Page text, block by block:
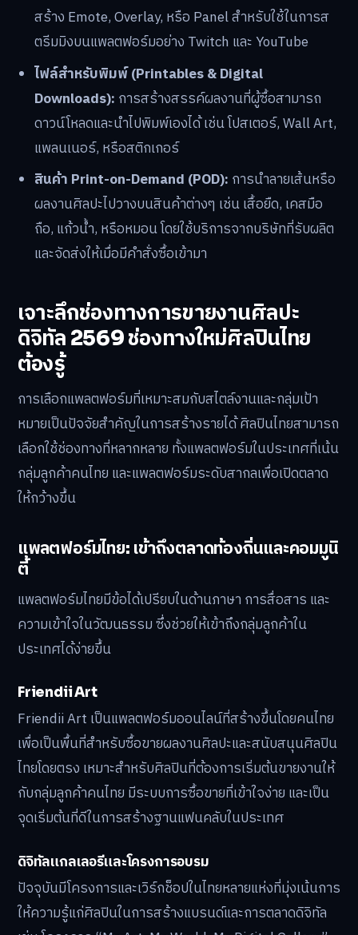
จำหน่ายชุดฟอนต์ (Font) หรือชุดแปรง (Brush) สำหรับ
ใช้งานในซอฟต์แวร์ยอดนิยมอย่าง Procreate หรือ
เทมเพลตคอนเทนต์ (Content Templates):การ
ออกแบบเทมเพลตสำหรับใช้ในโซเชียลมีเดีย, พรีเซนเทชัน,
เรซูเม่, หรือ Story บน Instagram ซึ่งช่วยประหยัดเวลา
สื่อสำหรับสตรีมเมอร์ (Streaming Assets):การ
สร้าง Emote, Overlay, หรือ Panel สำหรับใช้ในการส
ตรีมมิงบนแพลตฟอร์มอย่าง Twitch และ YouTube
Downloads):
การสร้างสรรค์ผลงานที่ผู้ซื้อสามารถ
ดาวน์โหลดและนำไปพิมพ์เองได้ เช่น โปสเตอร์, Wall Art,
แพลนเนอร์, หรือสติกเกอร์
สินค้า Print-on-Demand (POD):
ผลงานศิลปะไปวางบนสินค้าต่างๆ เช่น เสื้อยืด, เคสมือ
ถือ, แก้วน้ำ, หรือหมอน โดยใช้บริการจากบริษัทที่รับผลิต
และจัดส่งให้เมื่อมีคำสั่งซื้อเข้ามา
ดิจิทัล 2569 ช่องทางใหม่ศิลปินไทย
ต้องรู้
การเลือกแพลตฟอร์มที่เหมาะสมกับสไตล์งานและกลุ่มเป้า
หมายเป็นปัจจัยสำคัญในการสร้างรายได้ ศิลปินไทยสามารถ
เลือกใช้ช่องทางที่หลากหลาย ทั้งแพลตฟอร์มในประเทศที่เน้น
ให้กว้างขึ้น
แพลตฟอร์มไทย: เข้าถึงตลาดท้องถิ่นและคอมมูนิ
ตี้
แพลตฟอร์มไทยมีข้อได้เปรียบในด้านภาษา การสื่อสาร และ
ความเข้าใจในวัฒนธรรม ซึ่งช่วยให้เข้าถึงกลุ่มลูกค้าใน
ประเทศได้ง่ายขึ้น
Friendii Art
Friendii Art เป็นแพลตฟอร์มออนไลน์ที่สร้างขึ้นโดยคนไทย